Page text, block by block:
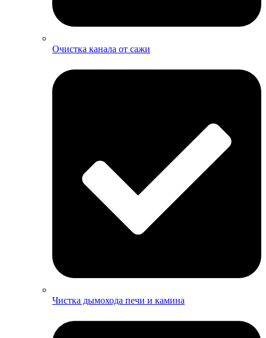
Очистка канала от сажи
Чистка дымохода печи и камина